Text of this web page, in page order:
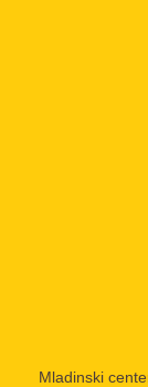
Mladinski